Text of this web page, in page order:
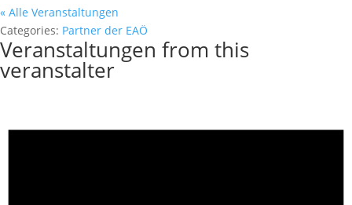
« Alle Veranstaltungen
Categories: Partner der EAÖ
Veranstaltungen from this
veranstalter